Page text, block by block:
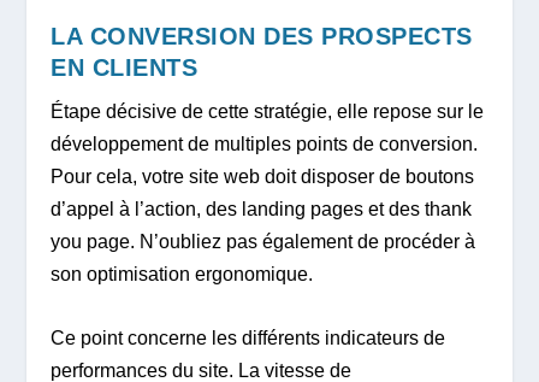
LA CONVERSION DES PROSPECTS
EN CLIENTS
Étape décisive de cette stratégie, elle repose sur le
développement de multiples points de conversion.
Pour cela, votre site web doit disposer de boutons
d’appel à l’action, des landing pages et des thank
you page. N’oubliez pas également de procéder à
son optimisation ergonomique.
Ce point concerne les différents indicateurs de
performances du site. La vitesse de